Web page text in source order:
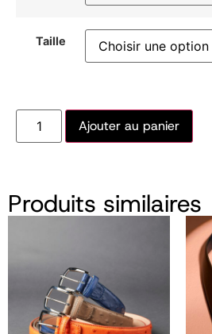
Taille
Ajouter au panier
Produits similaires